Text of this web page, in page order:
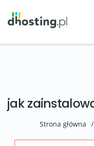
jak
Strona główna /